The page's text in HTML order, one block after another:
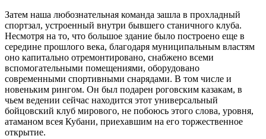
Затем наша любознательная команда зашла в прохладный
спортзал, устроенный внутри бывшего станичного клуба.
Несмотря на то, что большое здание было построено еще в
середине прошлого века, благодаря муниципальным властям
оно капитально отремонтировано, снабжено всеми
вспомогательными помещениями, оборудовано
современными спортивными снарядами. В том числе и
новеньким рингом. Он был подарен роговским казакам, в
чьем ведении сейчас находится этот универсальный
бойцовский клуб мирового, не побоюсь этого слова, уровня,
атаманом всея Кубани, приехавшим на его торжественное
открытие.